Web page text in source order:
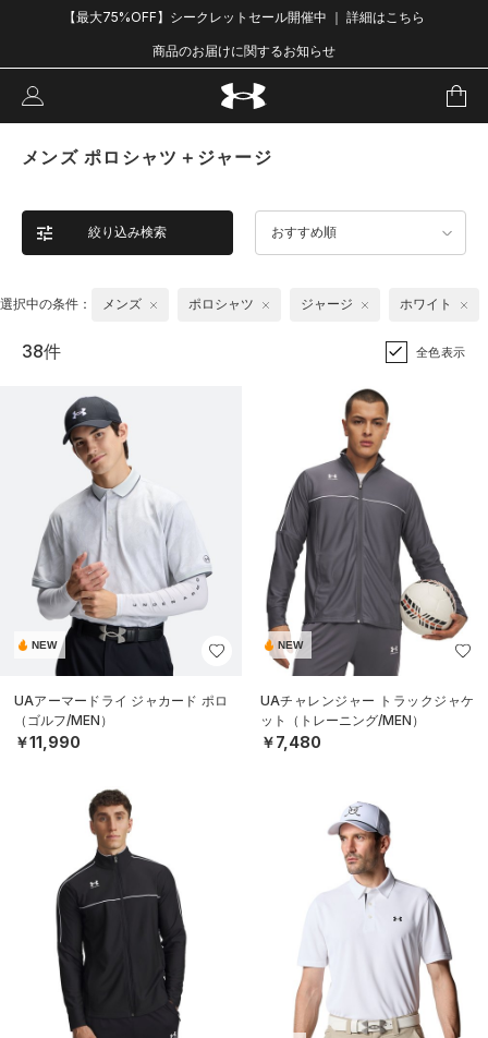
【最大75%OFF】シークレットセール開催中 ｜ 詳細はこちら
商品のお届けに関するお知らせ
メンズ ポロシャツ＋ジャージ
絞り込み検索 おすすめ順
選択中の条件： メンズ ポロシャツ ジャージ ホワイト
38件 全色表示
NEW
UAアーマードライ ジャカード ポロ
（ゴルフ/MEN）
￥11,990
NEW
UAチャレンジャー トラックジャケ
ット（トレーニング/MEN）
￥7,480